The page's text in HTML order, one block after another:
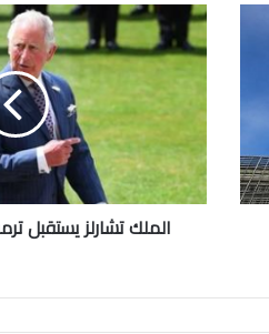
الملك
تشارلز
يستقبل
ترمب
في
وندسور
الملك تشارلز يستقبل